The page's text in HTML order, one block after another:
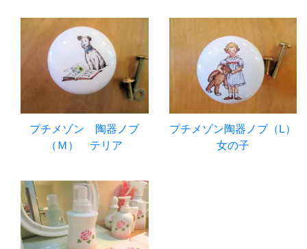
プチメゾン 陶器ノブ
（Ｍ） テリア
プチメゾン陶器ノブ（L）
女の子